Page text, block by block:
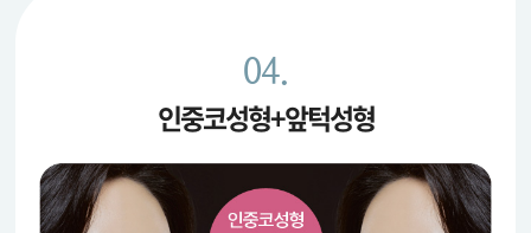
04.
인중코성형+앞턱성형